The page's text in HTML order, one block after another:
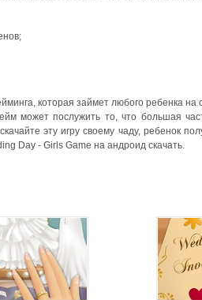
которая займет любого ребенка на
может послужить то, что большая
эту игру своему чаду, ребенок
Day - Girls Game на андроид скачать.